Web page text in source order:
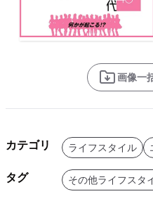
画像一
カテゴリ ライフスタイル
タグ その他ライフスタ